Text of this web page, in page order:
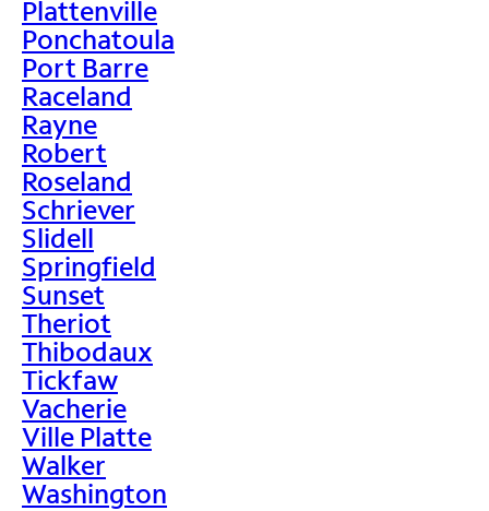
Plattenville
Ponchatoula
Port Barre
Raceland
Rayne
Robert
Roseland
Schriever
Slidell
Springfield
Sunset
Theriot
Thibodaux
Tickfaw
Vacherie
Ville Platte
Walker
Washington